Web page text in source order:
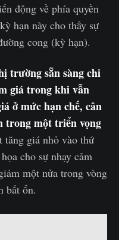
động về phía quyền
hạn này cho thấy sự
cong (kỳ hạn).
trường sẵn sàng chi
giá trong khi vẫn
ở mức hạn chế, cân
trong một triển vọng
tăng giá nhỏ vào thứ
cho sự nhạy cảm
một nửa trong vòng
bất ổn.